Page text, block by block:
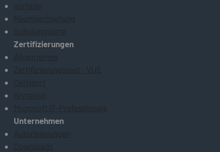
Vorteile
Raumvermietung
Schulungsorte
Zertifizierungen
Allgemeines
Zertifizierungstest - VUE
Certiport
Kryterion
Microsoft IT-Professionals
Unternehmen
Autorisierungen
Downloads